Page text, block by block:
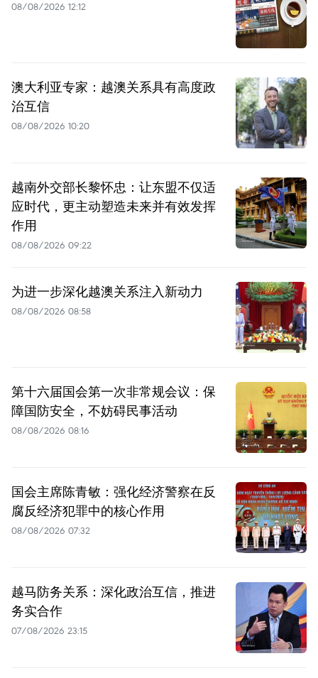
08/08/2026 12:12
澳大利亚专家：越澳关系具有高度政
治互信
08/08/2026 10:20
越南外交部长黎怀忠：让东盟不仅适
应时代，更主动塑造未来并有效发挥
作用
08/08/2026 09:22
为进一步深化越澳关系注入新动力
08/08/2026 08:58
第十六届国会第一次非常规会议：保
障国防安全，不妨碍民事活动
08/08/2026 08:16
国会主席陈青敏：强化经济警察在反
腐反经济犯罪中的核心作用
08/08/2026 07:32
越马防务关系：深化政治互信，推进
务实合作
07/08/2026 23:15